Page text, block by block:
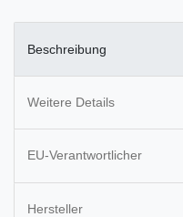
Beschreibung
Weitere Details
EU-Verantwortlicher
Hersteller